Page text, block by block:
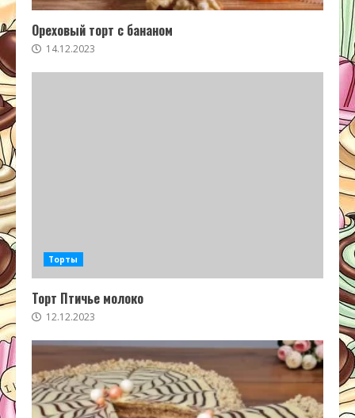
Ореховый торт с бананом
14.12.2023
Торты
Торт Птичье молоко
12.12.2023